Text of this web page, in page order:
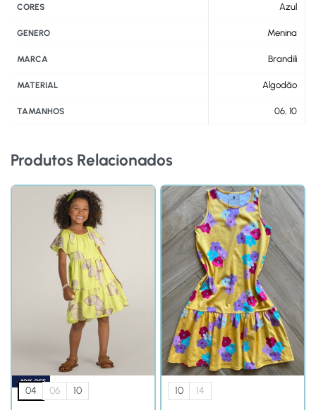
CORES Azul
GENERO Menina
MARCA Brandili
MATERIAL Algodão
TAMANHOS 06, 10
Produtos Relacionados
-40% OFF
04 06 10 10 14